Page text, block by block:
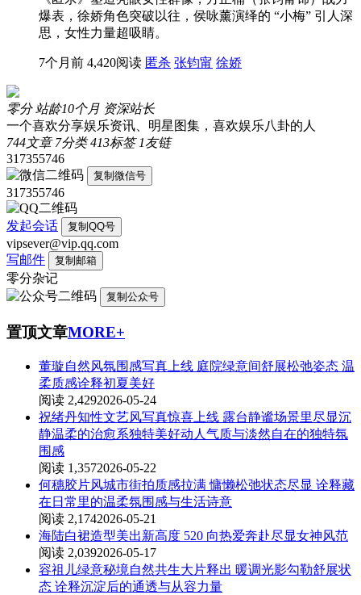
爆表，徐娇角色突破以往，侯咏薰演绎的 “小梅” 引人深
思，女性力量超吸睛。
7个月前 4,420阅读 匿杀 张钧甯 徐娇
零分 站龄10个月 资深站长
一个喜欢分享娱乐资讯、明星图集，喜欢娱乐八卦的人
744文章 7分类 413标签 1友链
317355746
复制微信号
317355746
发起会话 复制QQ号
vipsever@vip.qq.com
写邮件
复制邮箱
零分杂记
复制公众号
置顶文章MORE+
董璇自然风氛围感写真上线 庭院绿意间舒展松弛姿态 温
柔质感诠释初夏美好
阅读 2,4292026-05-24
祝绪丹知性文艺风写真惊喜上线 露台静谧场景里尽显沉
静温柔的治愈系独特美好动人气质与淡然自在的独特氛
围感
阅读 1,3572026-05-22
何穗胶片风城市街拍质感拉满 慵懒松弛状态尽显 诠释藏
在日常里的温柔氛围感与生活诗意
阅读 2,1742026-05-21
海陆白裙造型美出新高度 520 向热爱奔赴尽显女神风范
阅读 2,0392026-05-17
容祖儿绿意秘境自然共生大片释出 暖调光影勾勒舒展状
态 诠释沉淀后的通透与从容力量